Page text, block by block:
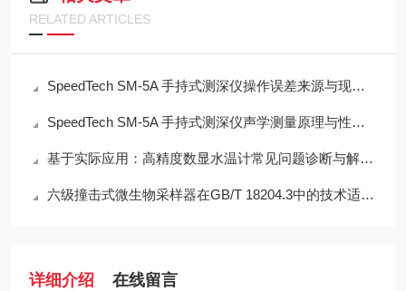
RELATED ARTICLES
SpeedTech SM-5A 手持式测深仪操作误差来源与现场应用技术规范
SpeedTech SM-5A 手持式测深仪声学测量原理与性能分析
基于实际应用：高精度数显水温计常见问题诊断与解决策略
六级撞击式微生物采样器在GB/T 18204.3中的技术适配性分析
详细介绍 在线留言